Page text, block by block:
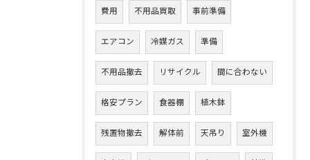
費用 不用品買取 事前準備
エアコン 冷媒ガス 準備
不用品撤去 リサイクル 間に合わない
格安プラン 食器棚 植木鉢
残置物撤去 解体前 天吊り 室外機